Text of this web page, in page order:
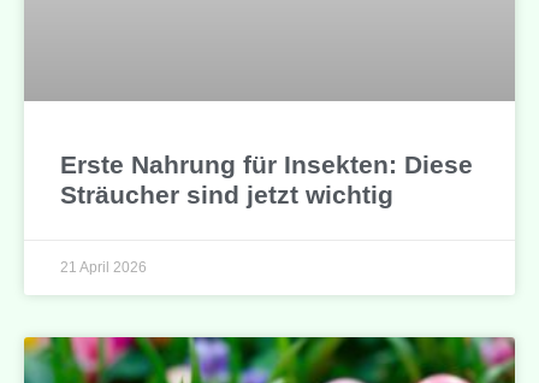
Erste Nahrung für Insekten: Diese
Sträucher sind jetzt wichtig
21 April 2026